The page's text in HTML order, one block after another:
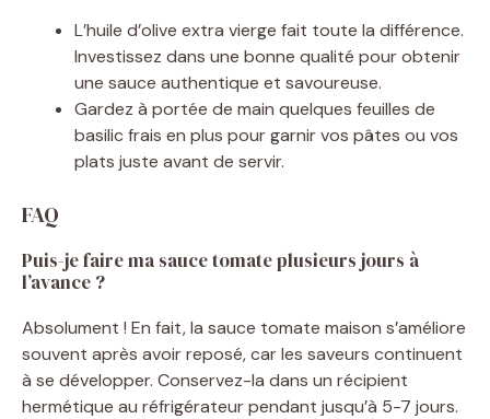
L’huile d’olive extra vierge fait toute la différence.
Investissez dans une bonne qualité pour obtenir
une sauce authentique et savoureuse.
Gardez à portée de main quelques feuilles de
basilic frais en plus pour garnir vos pâtes ou vos
plats juste avant de servir.
FAQ
Puis-je faire ma sauce tomate plusieurs jours à
l’avance ?
Absolument ! En fait, la sauce tomate maison s’améliore
souvent après avoir reposé, car les saveurs continuent
à se développer. Conservez-la dans un récipient
hermétique au réfrigérateur pendant jusqu’à 5-7 jours.